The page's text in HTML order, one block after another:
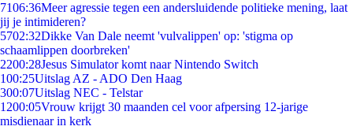
7106:36Meer agressie tegen een andersluidende politieke mening, laat
jij je intimideren?
5702:32Dikke Van Dale neemt 'vulvalippen' op: 'stigma op
schaamlippen doorbreken'
2200:28Jesus Simulator komt naar Nintendo Switch
100:25Uitslag AZ - ADO Den Haag
300:07Uitslag NEC - Telstar
1200:05Vrouw krijgt 30 maanden cel voor afpersing 12-jarige
misdienaar in kerk